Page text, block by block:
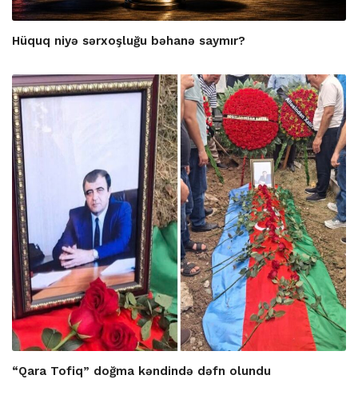
Hüquq niyə sərxoşluğu bəhanə saymır?
“Qara Tofiq” doğma kəndində dəfn olundu